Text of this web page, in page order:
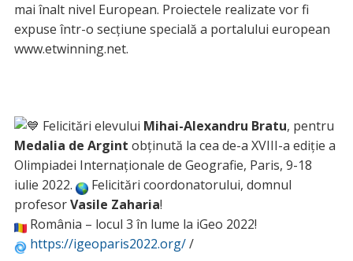
mai înalt nivel European. Proiectele realizate vor fi
expuse într-o secţiune specială a portalului european
www.etwinning.net.
Felicitări elevului Mihai-Alexandru Bratu, pentru
Medalia de Argint obținută la cea de-a XVIII-a ediție a
Olimpiadei Internaționale de Geografie, Paris, 9-18
iulie 2022.
Felicitări coordonatorului, domnul
profesorVasile Zaharia!
România – locul 3 în lume la iGeo 2022!
https://igeoparis2022.org//